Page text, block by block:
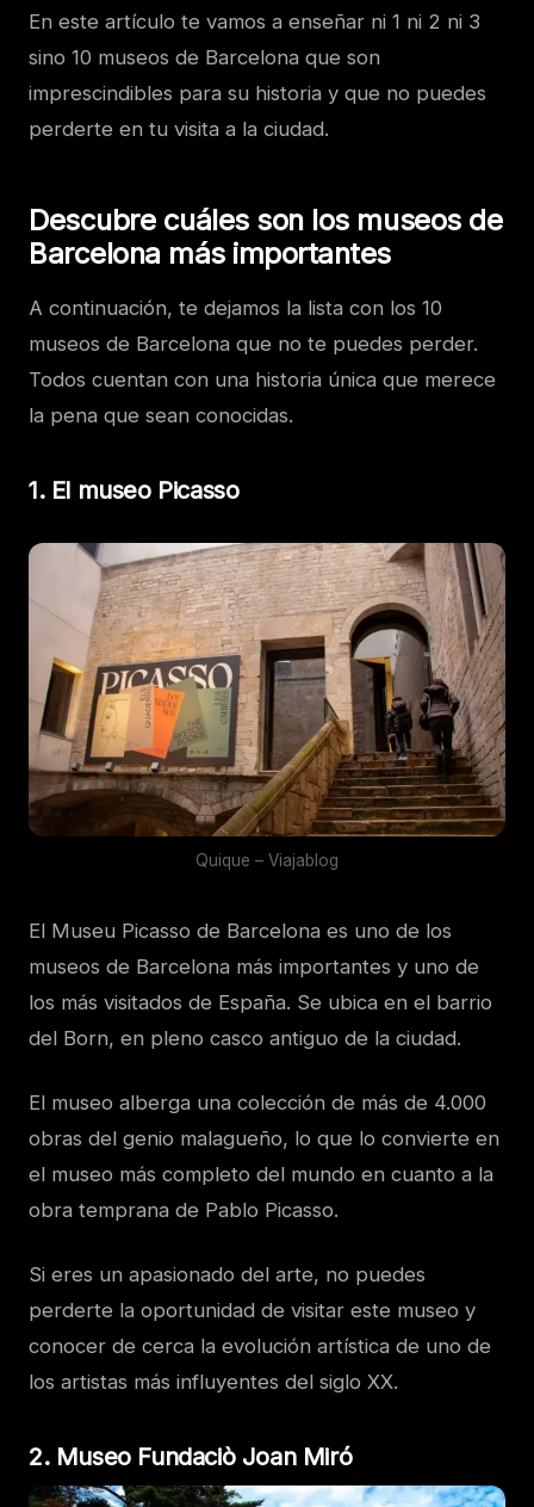
En este artículo te vamos a enseñar ni 1 ni 2 ni 3
sino 10 museos de Barcelona que son
imprescindibles para su historia y que no puedes
perderte en tu visita a la ciudad.
Descubre cuáles son los museos de
Barcelona más importantes
A continuación, te dejamos la lista con los 10
museos de Barcelona que no te puedes perder.
Todos cuentan con una historia única que merece
la pena que sean conocidas.
1. El museo Picasso
Quique – Viajablog
El Museu Picasso de Barcelona es uno de los
museos de Barcelona más importantes y uno de
los más visitados de España. Se ubica en el barrio
del Born, en pleno casco antiguo de la ciudad.
El museo alberga una colección de más de 4.000
obras del genio malagueño, lo que lo convierte en
el museo más completo del mundo en cuanto a la
obra temprana de Pablo Picasso.
Si eres un apasionado del arte, no puedes
perderte la oportunidad de visitar este museo y
conocer de cerca la evolución artística de uno de
los artistas más influyentes del siglo XX.
2. Museo Fundaciò Joan Miró